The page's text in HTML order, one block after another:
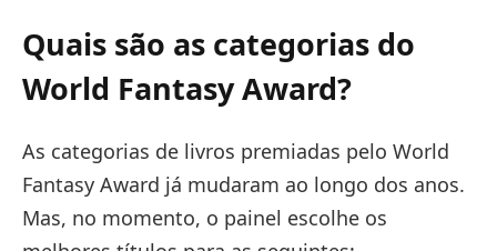
Quais são as categorias do
World Fantasy Award?
As categorias de livros premiadas pelo World
Fantasy Award já mudaram ao longo dos anos.
Mas, no momento, o painel escolhe os